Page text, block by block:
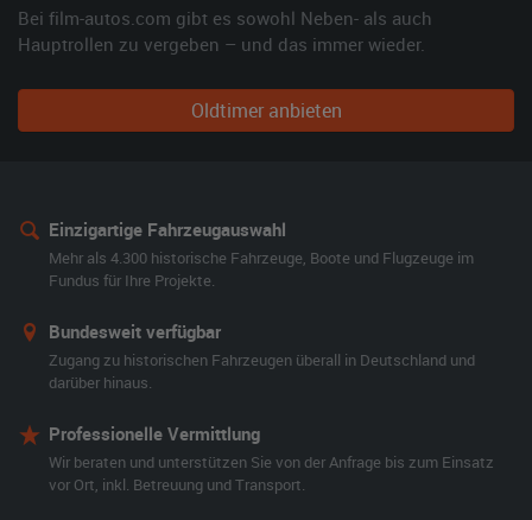
Bei film-autos.com gibt es sowohl Neben- als auch
Hauptrollen zu vergeben – und das immer wieder.
Oldtimer anbieten
Einzigartige Fahrzeugauswahl
Mehr als 4.300 historische Fahrzeuge, Boote und Flugzeuge im
Fundus für Ihre Projekte.
Bundesweit verfügbar
Zugang zu historischen Fahrzeugen überall in Deutschland und
darüber hinaus.
Professionelle Vermittlung
Wir beraten und unterstützen Sie von der Anfrage bis zum Einsatz
vor Ort, inkl. Betreuung und Transport.